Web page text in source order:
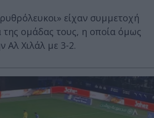
είχαν συμμετοχή
της ομάδας τους, η οποία όμως
Αλ Χιλάλ με 3-2.